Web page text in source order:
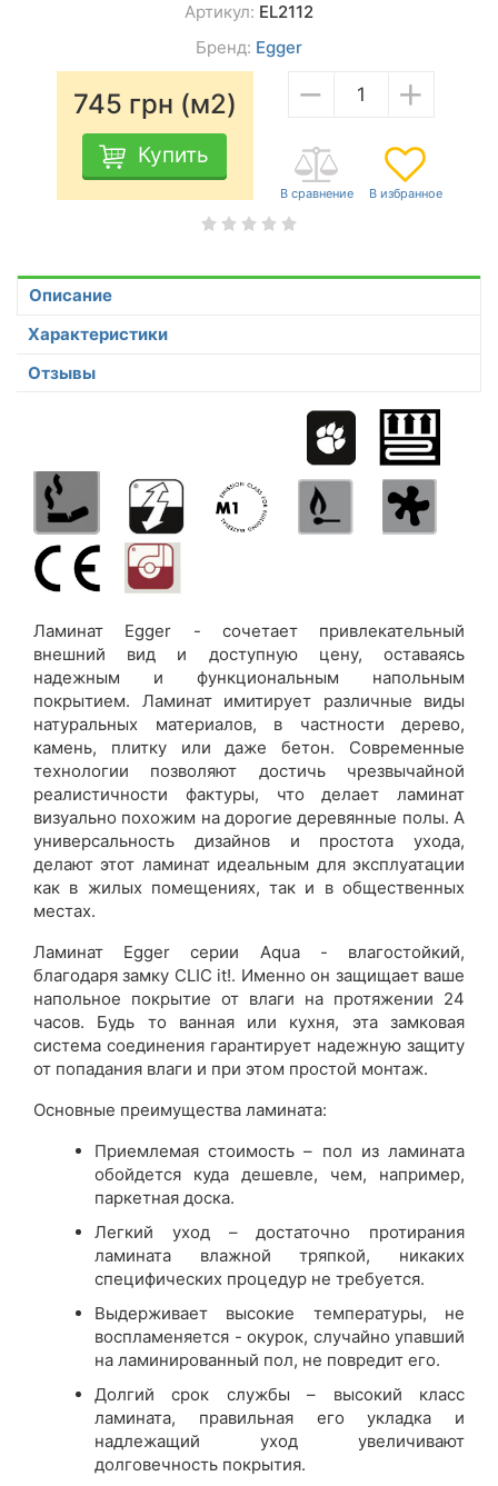
Артикул: EL2112
Бренд: Egger
745 грн (м2)
Купить
− +
Описание
Характеристики
Отзывы
Ламинат Egger - сочетает привлекательный
внешний вид и доступную цену, оставаясь
надежным и функциональным напольным
покрытием. Ламинат имитирует различные виды
натуральных материалов, в частности дерево,
камень, плитку или даже бетон. Современные
технологии позволяют достичь чрезвычайной
реалистичности фактуры, что делает ламинат
визуально похожим на дорогие деревянные полы. А
универсальность дизайнов и простота ухода,
делают этот ламинат идеальным для эксплуатации
как в жилых помещениях, так и в общественных
местах.
Ламинат Egger серии Aqua - влагостойкий,
благодаря замку CLIC it!. Именно он защищает ваше
напольное покрытие от влаги на протяжении 24
часов. Будь то ванная или кухня, эта замковая
система соединения гарантирует надежную защиту
от попадания влаги и при этом простой монтаж.
Основные преимущества ламината:
Приемлемая стоимость – пол из ламината
обойдется куда дешевле, чем, например,
паркетная доска.
Легкий уход – достаточно протирания
ламината влажной тряпкой, никаких
специфических процедур не требуется.
Выдерживает высокие температуры, не
воспламеняется - окурок, случайно упавший
на ламинированный пол, не повредит его.
Долгий срок службы – высокий класс
ламината, правильная его укладка и
надлежащий уход увеличивают
долговечность покрытия.